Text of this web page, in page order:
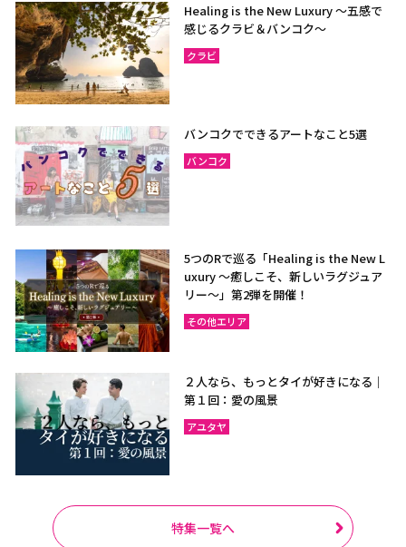
Healing is the New Luxury ～五感で
感じるクラビ＆バンコク～
クラビ
バンコクでできるアートなこと5選
バンコク
5つのRで巡る「Healing is the New L
uxury ～癒しこそ、新しいラグジュア
リー〜」第2弾を開催！
その他エリア
２人なら、もっとタイが好きになる｜
第１回：愛の風景
アユタヤ
特集一覧へ